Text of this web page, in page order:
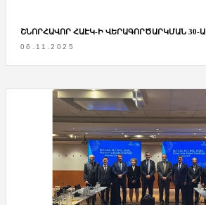
ՇՆՈՐՀԱՎՈՐ ՀԱԷԿ-Ի ՎԵՐԱԳՈՐԾԱՐԿՄԱՆ 30-
06.11.2025